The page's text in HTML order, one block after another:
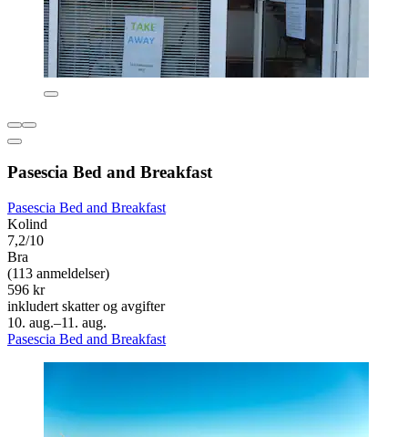
Pasescia Bed and Breakfast
Pasescia Bed and Breakfast
Kolind
7,2/10
Bra
(113 anmeldelser)
596 kr
inkludert skatter og avgifter
10. aug.–11. aug.
Pasescia Bed and Breakfast